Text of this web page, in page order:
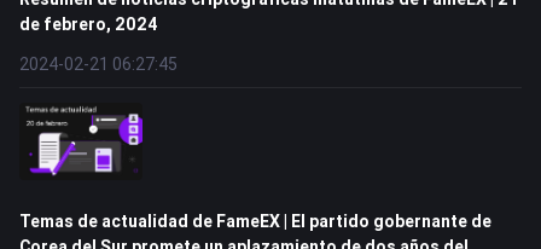
de febrero, 2024
2024-02-21 06:27:45
Temas de actualidad de FameEX | El partido gobernante de